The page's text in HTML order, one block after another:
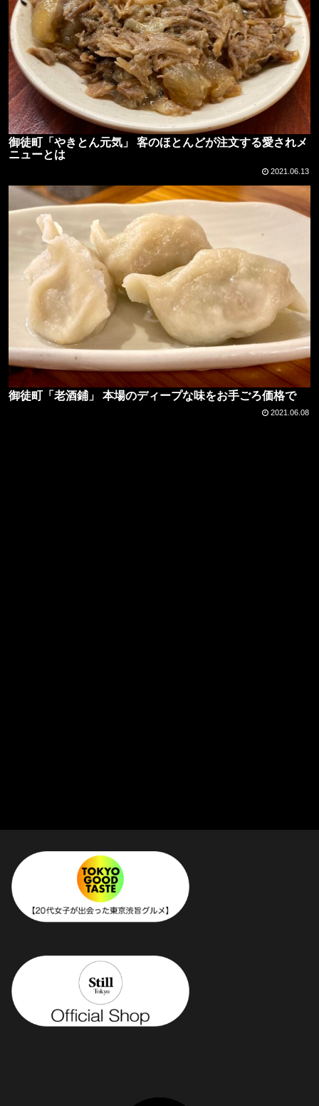
御徒町「やきとん元気」 客のほとんどが注文する愛されメ
ニューとは
2021.06.13
御徒町「老酒鋪」 本場のディープな味をお手ごろ価格で
2021.06.08